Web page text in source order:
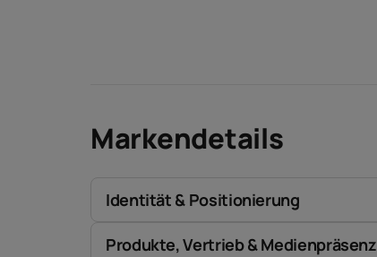
Markendetails
Identität & Positionierung
Produkte, Vertrieb & Medienpräsenz